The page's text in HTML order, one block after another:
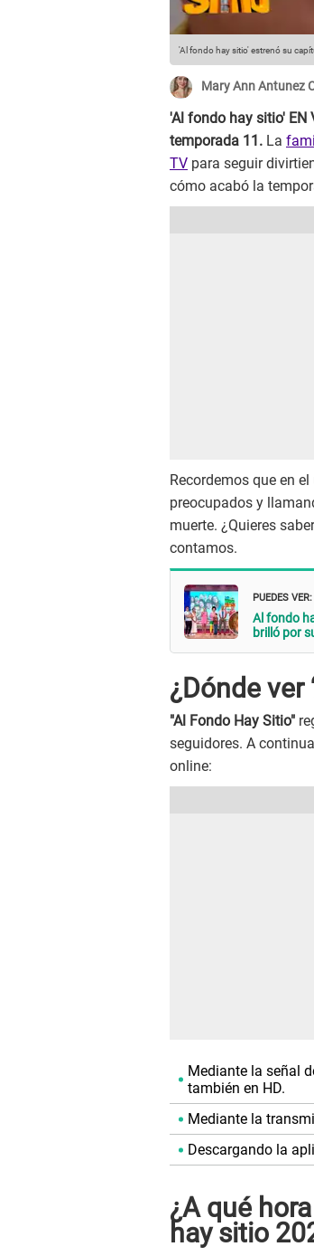
'Al fondo hay sitio' estrenó su
Mary Ann Antunez
'Al fondo hay sitio' EN
temporada 11. La
TV para seguir
cómo acabó la
Recordemos que en
preocupados y
muerte. ¿Quieres
contamos.
PUEDES VER:
Al fondo
brilló por
¿Dónde ver
"Al Fondo Hay Sitio"
seguidores. A
online:
Mediante la señal
también en HD.
Mediante la
Descargando la
¿A qué
hay sitio